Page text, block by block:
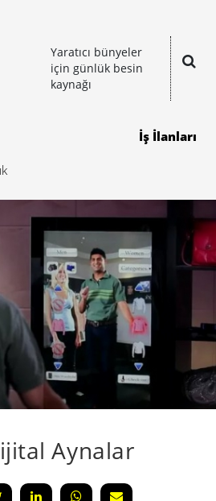
Yaratıcı bünyeler
için günlük besin
kaynağı
İş İlanları
Aynalar